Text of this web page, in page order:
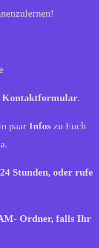
Kontaktformular.
paar Infos zu Euch
Stunden, oder rufe
Ordner, falls Ihr